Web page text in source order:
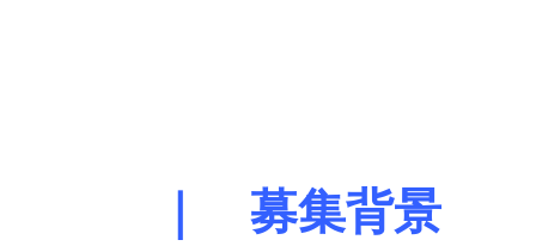
｜ 募集背景